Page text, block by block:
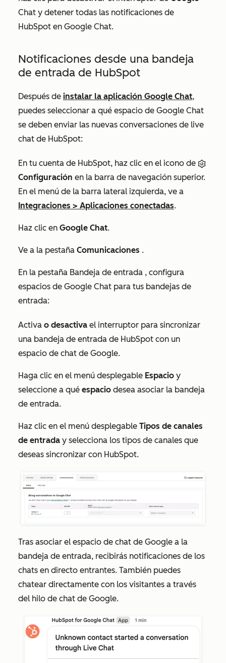
Chat y detener todas las notificaciones de
HubSpot en Google Chat.
Notificaciones desde una bandeja
de entrada de HubSpot
Después de instalar la aplicación Google Chat,
puedes seleccionar a qué espacio de Google Chat
se deben enviar las nuevas conversaciones de live
chat de HubSpot:
En tu cuenta de HubSpot, haz clic en el icono de
Configuración en la barra de navegación superior.
En el menú de la barra lateral izquierda, ve a
Integraciones > Aplicaciones conectadas.
Haz clic en Google Chat.
Ve a la pestaña Comunicaciones .
En la pestaña Bandeja de entrada , configura
espacios de Google Chat para tus bandejas de
entrada:
Activa o desactiva el interruptor para sincronizar
una bandeja de entrada de HubSpot con un
espacio de chat de Google.
Haga clic en el menú desplegable Espacio y
seleccione a qué espacio desea asociar la bandeja
de entrada.
Haz clic en el menú desplegable Tipos de canales
de entrada y selecciona los tipos de canales que
deseas sincronizar con HubSpot.
Tras asociar el espacio de chat de Google a la
bandeja de entrada, recibirás notificaciones de los
chats en directo entrantes. También puedes
chatear directamente con los visitantes a través
del hilo de chat de Google.